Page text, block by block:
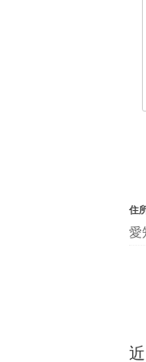
住
愛